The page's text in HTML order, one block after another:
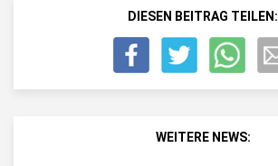
DIESEN BEITRAG TEILEN:
WEITERE NEWS: